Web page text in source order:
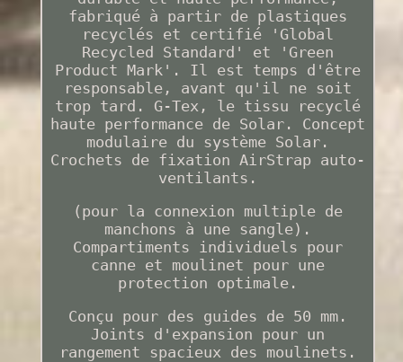
fabriqué à partir de plastiques
recyclés et certifié 'Global
Recycled Standard' et 'Green
Product Mark'. Il est temps d'être
responsable, avant qu'il ne soit
trop tard. G-Tex, le tissu recyclé
haute performance de Solar. Concept
modulaire du système Solar.
Crochets de fixation AirStrap auto-
ventilants.
(pour la connexion multiple de
manchons à une sangle).
Compartiments individuels pour
canne et moulinet pour une
protection optimale.
Conçu pour des guides de 50 mm.
Joints d'expansion pour un
rangement spacieux des moulinets.